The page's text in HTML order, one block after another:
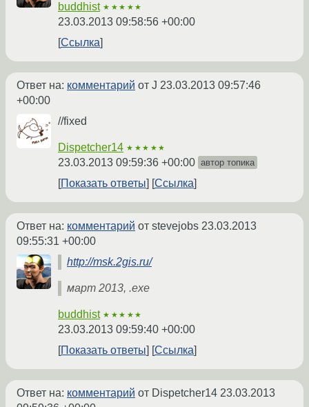
buddhist ★★★★★
23.03.2013 09:58:56 +00:00
Ссылка
Ответ на: комментарий от J 23.03.2013 09:57:46
+00:00
//fixed
Dispetcher14 ★★★★★
23.03.2013 09:59:36 +00:00 автор топика
Показать ответы Ссылка
Ответ на: комментарий от stevejobs 23.03.2013
09:55:31 +00:00
http://msk.2gis.ru/
март 2013, .exe
buddhist ★★★★★
23.03.2013 09:59:40 +00:00
Показать ответы
Ссылка
Ответ на: комментарий от Dispetcher14 23.03.2013